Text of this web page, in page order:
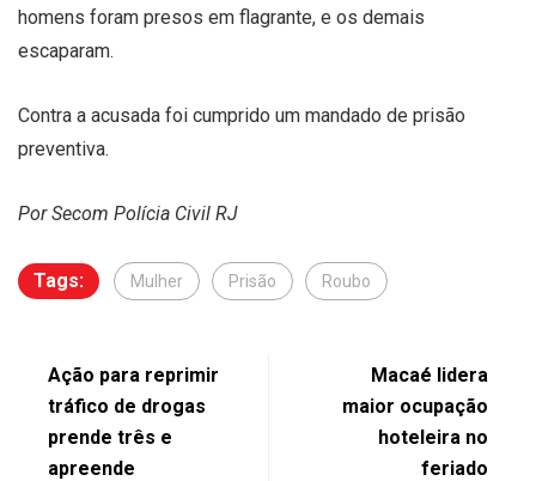
homens foram presos em flagrante, e os demais
escaparam.
Contra a acusada foi cumprido um mandado de prisão
preventiva.
Por Secom Polícia Civil RJ
Tags: Mulher Prisão Roubo
Ação para reprimir
tráfico de drogas
prende três e
apreende
Macaé lidera
maior ocupação
hoteleira no
feriado